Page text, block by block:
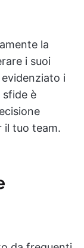
la
i suoi
i
sfide è
il tuo team.